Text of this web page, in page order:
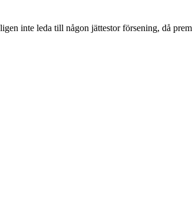
inte leda till någon jättestor försening, då